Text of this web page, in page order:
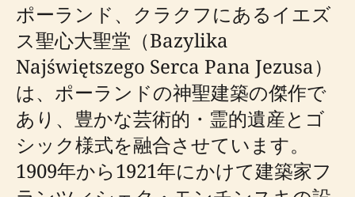
ポーランド、クラクフにあるイエズ
ス聖心大聖堂（Bazylika
Najświętszego Serca Pana Jezusa）
は、ポーランドの神聖建築の傑作で
あり、豊かな芸術的・霊的遺産とゴ
シック様式を融合させています。
1909年から1921年にかけて建築家フ